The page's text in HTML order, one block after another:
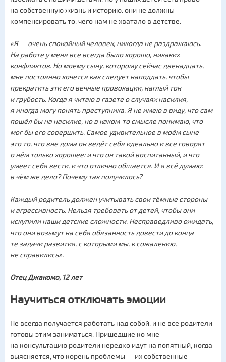
на собственную жизнь и историю: они не должны
компенсировать то, чего нам не хватало в детстве.
«Я — очень спокойный человек, никогда не раздражаюсь.
На работе у меня все всегда было хорошо, никаких
конфликтов. Но моему сыну, которому сейчас двенадцать,
мне постоянно хочется как следует наподдать, чтобы
прекратить эти его вечные провокации, наглый тон
и грубость. Когда я читаю в газете о случаях насилия,
я иногда могу понять преступника. Я не имею в виду, что сам
пошёл бы на насилие, но в каком-то смысле понимаю, что
мог бы его совершить. Самое удивительное в моём сыне —
это то, что вне дома он ведёт себя идеально и все говорят
о нём только хорошее: и что он такой воспитанный, и что
умеет себя вести, и что отлично общается. И я всё думаю:
в чём же дело? Почему так получилось?
Каждый родитель должен учитывать свои тёмные стороны
и агрессивность. Нельзя требовать от детей, чтобы они
искупили наши детские сложности. Несправедливо ожидать,
что они возьмут на себя обязанность довести до конца
те задачи развития, с которыми мы, к сожалению,
не справились».
Отец Джакомо, 12 лет
Научиться отключать эмоции
Не всегда получается работать над собой, и не все родители
готовы этим заниматься. Пришедшие ко мне
на консультацию родители нередко идут на попятный, когда
выясняется, что корень проблемы — их собственные